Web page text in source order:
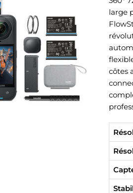
large
côtes